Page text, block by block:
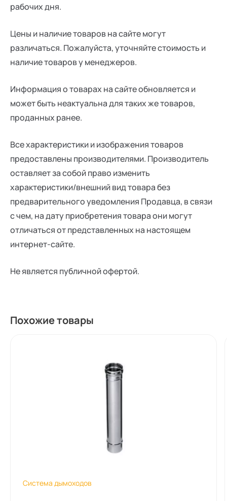
рабочих дня.
Цены и наличие товаров на сайте могут
различаться. Пожалуйста, уточняйте стоимость и
наличие товаров у менеджеров.
Информация о товарах на сайте обновляется и
может быть неактуальна для таких же товаров,
проданных ранее.
Все характеристики и изображения товаров
предоставлены производителями. Производитель
оставляет за собой право изменить
характеристики/внешний вид товара без
предварительного уведомления Продавца, в связи
с чем, на дату приобретения товара они могут
отличаться от представленных на настоящем
интернет-сайте.
Не является публичной офертой.
Похожие товары
Система дымоходов